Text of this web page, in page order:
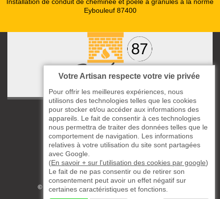
Eybouleuf 87400
ccas le Bourg
87220 Boisseuil
05 33 06 14 49
06 37 57 44 80
Siret : 823732649
©2019 - 2026 TOUS DROITS RÉSERVÉS
Votre Artisan respecte votre vie privée
Pour offrir les meilleures expériences, nous
utilisons des technologies telles que les cookies
pour stocker et/ou accéder aux informations des
appareils. Le fait de consentir à ces technologies
nous permettra de traiter des données telles que le
comportement de navigation. Les informations
relatives à votre utilisation du site sont partagées
avec Google.
(En savoir + sur l'utilisation des cookies par google)
Le fait de ne pas consentir ou de retirer son
consentement peut avoir un effet négatif sur
certaines caractéristiques et fonctions.